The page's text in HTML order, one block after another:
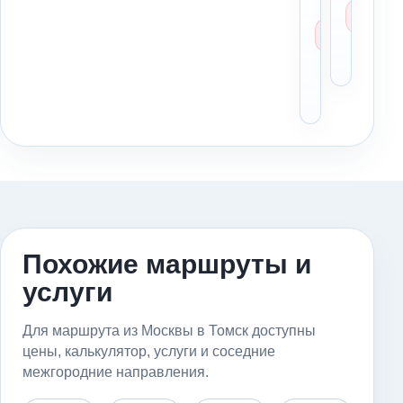
в
Похожие маршруты и
услуги
Для маршрута из Москвы в Томск доступны
цены, калькулятор, услуги и соседние
межгородние направления.